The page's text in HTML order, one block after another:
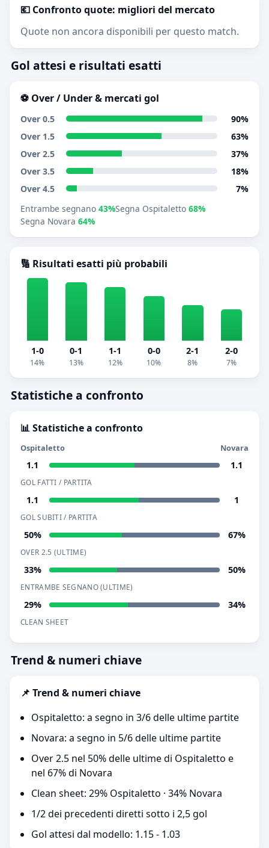
💶 Confronto quote: migliori del mercato
Quote non ancora disponibili per questo match.
Gol attesi e risultati esatti
⚽ Over / Under & mercati gol
Over 0.5
90%
Over 1.5
63%
Over 2.5
37%
Over 3.5
18%
Over 4.5
7%
Entrambe segnano 43%Segna Ospitaletto 68%
Segna Novara 64%
🔢 Risultati esatti più probabili
1-0
14%
0-1
13%
1-1
12%
0-0
10%
2-1
8%
2-0
7%
Statistiche a confronto
📊 Statistiche a confronto
Ospitaletto Novara
1.1 1.1
GOL FATTI / PARTITA
1.1 1
GOL SUBITI / PARTITA
50% 67%
OVER 2.5 (ULTIME)
33% 50%
ENTRAMBE SEGNANO (ULTIME)
29% 34%
CLEAN SHEET
Trend & numeri chiave
📌 Trend & numeri chiave
Ospitaletto: a segno in 3/6 delle ultime partite
Novara: a segno in 5/6 delle ultime partite
Over 2.5 nel 50% delle ultime di Ospitaletto e
nel 67% di Novara
Clean sheet: 29% Ospitaletto · 34% Novara
1/2 dei precedenti diretti sotto i 2,5 gol
Gol attesi dal modello: 1.15 - 1.03